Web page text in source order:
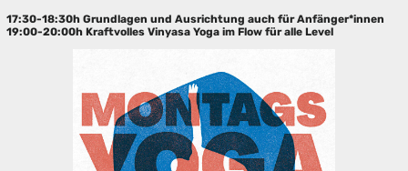
17:30-18:30h Grundlagen und Ausrichtung auch für Anfänger*innen
19:00-20:00h Kraftvolles Vinyasa Yoga im Flow für alle Level